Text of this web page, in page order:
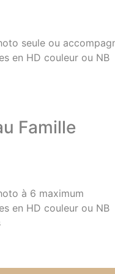
seule ou
en HD couleur ou NB
Famille
à 6 maximum
en HD couleur ou NB